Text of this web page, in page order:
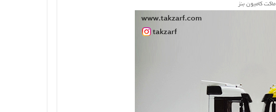
ماکت کامیون بنز